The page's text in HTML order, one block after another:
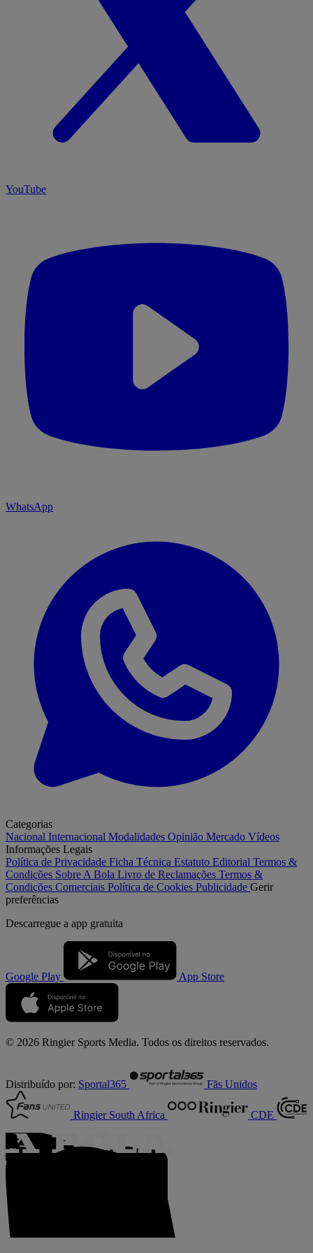
YouTube
WhatsApp
Categorias
Nacional Internacional Modalidades Opinião Mercado Vídeos
Informações Legais
Política de Privacidade Ficha Técnica Estatuto Editorial Termos &
Condições Sobre A Bola Livro de Reclamações Termos &
Condições Comerciais Política de Cookies Publicidade Gerir
preferências
Descarregue a app gratuita
Google Play App Store
© 2026 Ringier Sports Media. Todos os direitos reservados.
Distribuído por: Sportal365 Fãs Unidos
Ringier South Africa CDE